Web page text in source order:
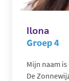
Ilona
Groep 4
Mijn naam
De